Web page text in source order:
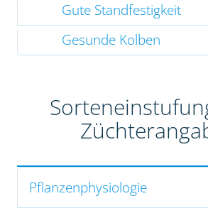
Gute Standfestigkeit
Gesunde Kolben
Pflanzenphysiologie